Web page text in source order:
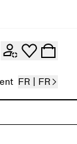
FR | FR